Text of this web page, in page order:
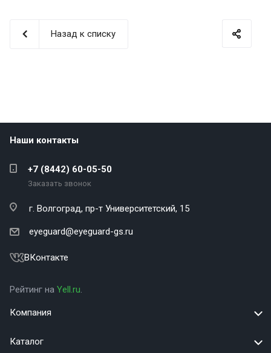
Назад к списку
Наши контакты
+7 (8442) 60-05-50
Заказать звонок
г. Волгоград, пр-т Университетский, 15
eyeguard@eyeguard-gs.ru
ВКонтакте
Рейтинг на Yell.ru.
Компания
Каталог